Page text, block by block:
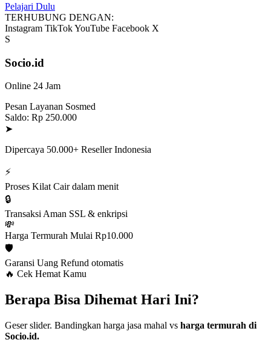
Pelajari Dulu
TERHUBUNG DENGAN:
Instagram TikTokYouTube Facebook X
S
Socio.id
Online 24 Jam
Pesan Layanan Sosmed
Saldo: Rp 250.000
➤
Dipercaya 50.000+ Reseller Indonesia
⚡
Proses Kilat Cair dalam menit
🔒
Transaksi Aman SSL & enkripsi
💸
Harga Termurah Mulai Rp10.000
🛡️
Garansi Uang Refund otomatis
🔥 Cek Hemat Kamu
Berapa Bisa Dihemat Hari Ini?
Geser slider. Bandingkan harga jasa mahal vs harga termurah di
Socio.id.